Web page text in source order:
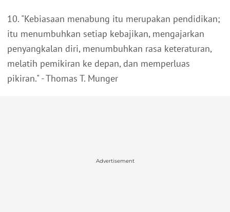
10. "Kebiasaan menabung itu merupakan pendidikan;
itu menumbuhkan setiap kebajikan, mengajarkan
penyangkalan diri, menumbuhkan rasa keteraturan,
melatih pemikiran ke depan, dan memperluas
pikiran." - Thomas T. Munger
Advertisement